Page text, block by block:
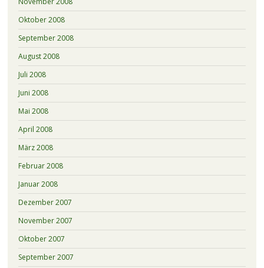
Oktober 2008
September 2008
August 2008
Juli 2008
Juni 2008
Mai 2008
April 2008
März 2008
Februar 2008
Januar 2008
Dezember 2007
November 2007
Oktober 2007
September 2007